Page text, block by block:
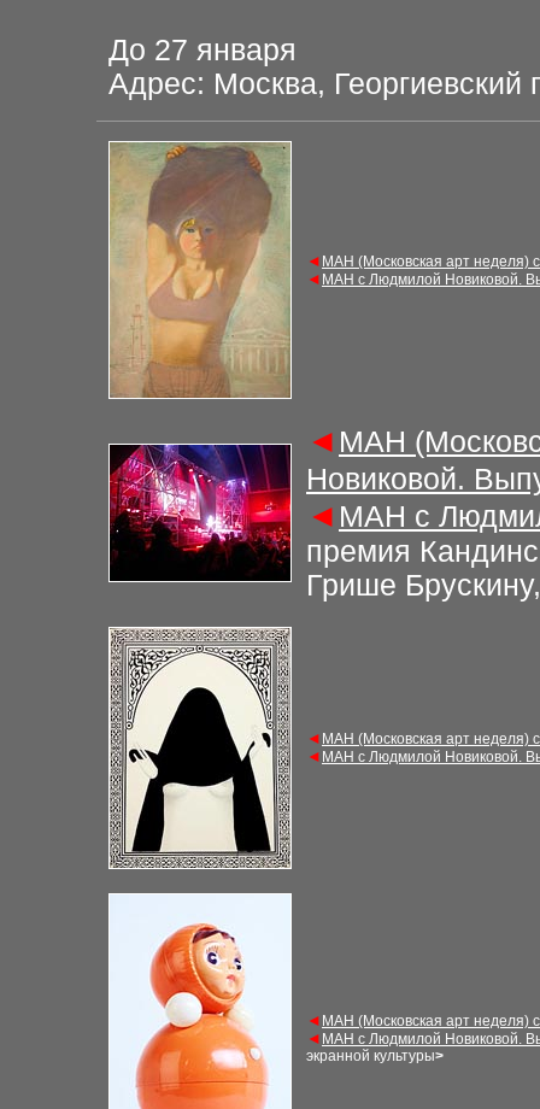
До 27 января
Адрес: Москва, Георгиевский
◄ МАН (Московская арт неделя)
◄ МАН с Людмилой Новиковой.
◄ МАН
Новиковой.
◄ МАН с
премия
Грише
◄ МАН (Московская арт неделя)
◄ МАН с Людмилой Новиковой.
◄ МАН (Московская арт неделя)
◄ МАН с Людмилой Новиковой.
экранной культуры>